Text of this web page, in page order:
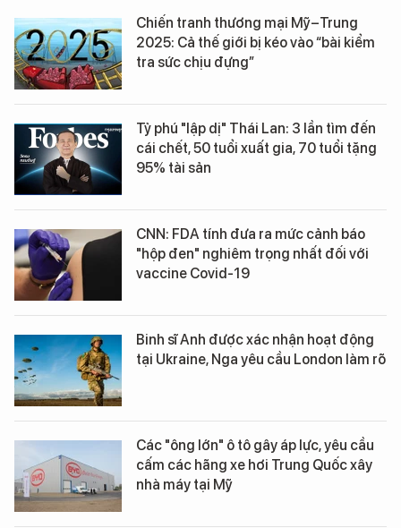
Chiến tranh thương mại Mỹ–Trung
2025: Cả thế giới bị kéo vào “bài kiểm
tra sức chịu đựng”
Tỷ phú "lập dị" Thái Lan: 3 lần tìm đến
cái chết, 50 tuổi xuất gia, 70 tuổi tặng
95% tài sản
CNN: FDA tính đưa ra mức cảnh báo
"hộp đen" nghiêm trọng nhất đối với
vaccine Covid-19
Binh sĩ Anh được xác nhận hoạt động
tại Ukraine, Nga yêu cầu London làm rõ
Các "ông lớn" ô tô gây áp lực, yêu cầu
cấm các hãng xe hơi Trung Quốc xây
nhà máy tại Mỹ